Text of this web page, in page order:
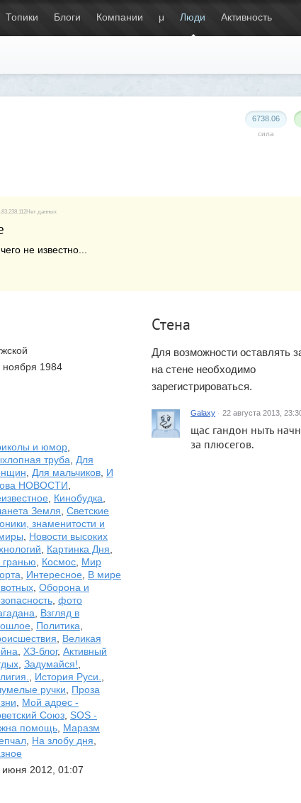
Топики Блоги Компании μ Люди Активность
6738.06
сила
данных
не известно...
ноября 1984
и юмор
труба
Для
Для мальчиков И
НОВОСТИ
Кинобудка
Земля Светские
знаменитости и
Новости высоких
Картинка Дня
гранью
Космос Мир
Интересное В мире
Оборона и
фото
Взгляд в
Политика
Великая
ХЗ-блог, Активный
Задумайся!
История Руси.
ручки
Проза
Мой адрес -
Союз SOS -
помощь Маразм
На злобу дня
июня 2012, 01:07
Стена
Для возможности оставлять
на стене необходимо
зарегистрироваться.
Galaxy · 22 августа 2013,
щас гандон ныть
за плюсегов.